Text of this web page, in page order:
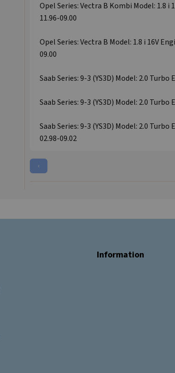
Opel Series: Vectra B Kombi Model: 1.8 i
11.96-09.00
Opel Series: Vectra B Model: 1.8 i 16V
09.00
Saab Series: 9-3 (YS3D) Model: 2.0
Saab Series: 9-3 (YS3D) Model: 2.0
Saab Series: 9-3 (YS3D) Model: 2.0
02.98-09.02
‹
Information